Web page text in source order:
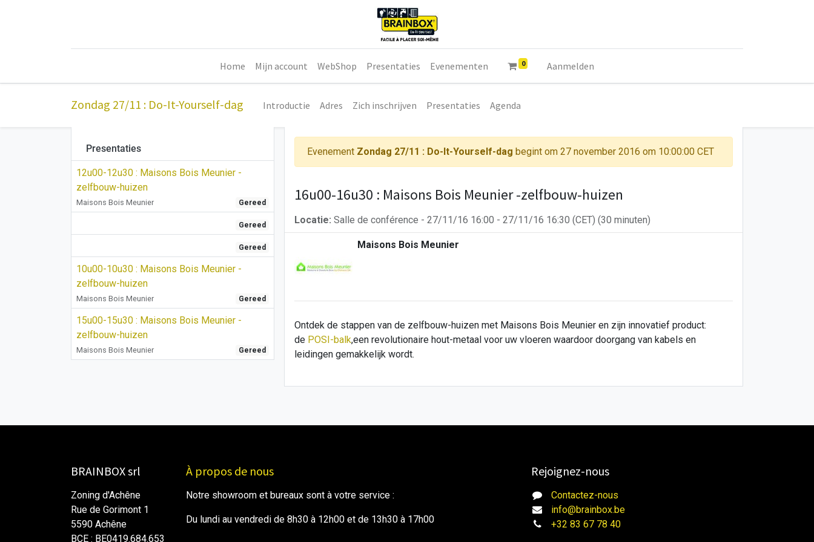
Home Mijn account WebShop Presentaties Evenementen 0 Aanmelden
Zondag 27/11 : Do-It-Yourself-dag Introductie Adres Zich inschrijven Presentaties Agenda
Presentaties
12u00-12u30 : Maisons Bois Meunier -
zelfbouw-huizen
Maisons Bois Meunier Gereed
Gereed
Gereed
10u00-10u30 : Maisons Bois Meunier -
zelfbouw-huizen
Maisons Bois Meunier Gereed
15u00-15u30 : Maisons Bois Meunier -
zelfbouw-huizen
Maisons Bois Meunier Gereed
Evenement Zondag 27/11 : Do-It-Yourself-dag begint om 27 november 2016 om 10:00:00 CET
16u00-16u30 : Maisons Bois Meunier -zelfbouw-huizen
Locatie: Salle de conférence - 27/11/16 16:00 - 27/11/16 16:30 (CET) (30 minuten)
Maisons Bois Meunier
Ontdek de stappen van de zelfbouw-huizen met Maisons Bois Meunier en zijn innovatief product:
de POSI-balk,een revolutionaire hout-metaal voor uw vloeren waardoor doorgang van kabels en
leidingen gemakkelijk wordt.
BRAINBOX srl
Zoning d'Achêne
Rue de Gorimont 1
5590 Achêne
BCE : BE0419.684.653
À propos de nous
Notre showroom et bureaux sont à votre service :
Du lundi au vendredi de 8h30 à 12h00 et de 13h30 à 17h00
Rejoignez-nous
Contactez-nous
info@brainbox.be
+32 83 67 78 40